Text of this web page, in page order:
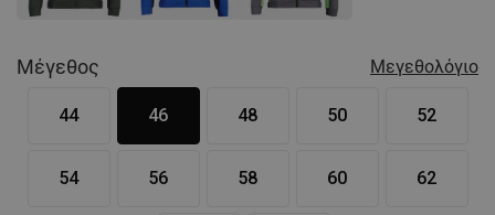
Μέγεθος Μεγεθολόγιο
44 46 48 50 52
54 56 58 60 62